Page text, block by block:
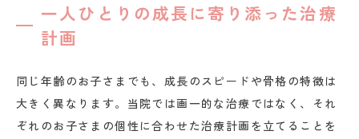
一人ひとりの成長に寄り添った治療
計画
同じ年齢のお子さまでも、成長のスピードや骨格の特徴は
大きく異なります。当院では画一的な治療ではなく、それ
ぞれのお子さまの個性に合わせた治療計画を立てることを